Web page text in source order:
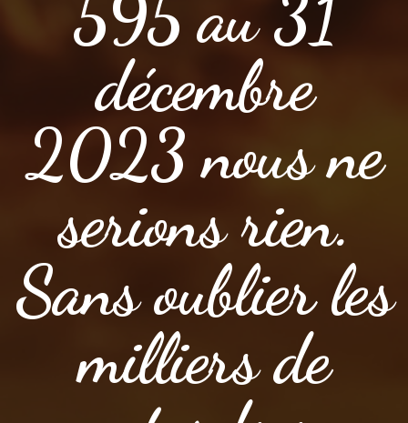
595 au 31
décembre
2023 nous ne
serions rien.
Sans oublier les
milliers de